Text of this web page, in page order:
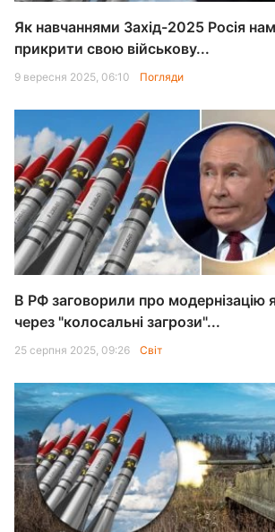
Як навчаннями Захід-2025 Росія
прикрити свою військову...
9 вересня 2025, 06:10 Погляди
В РФ заговорили про модернізацію
через "колосальні загрози"...
25 серпня 2025, 09:26 Світ